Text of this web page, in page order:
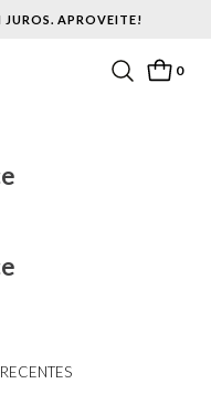
JUROS. APROVEITE!
0